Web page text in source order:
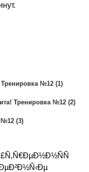
Тренировка №12 (1)
Тренировка №12 (2)
№12 (3)